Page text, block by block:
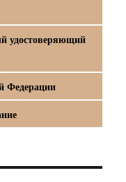
удостоверяющий
Федерации